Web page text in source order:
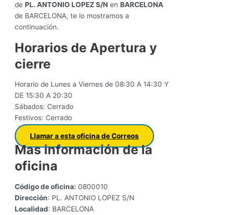
dePL. ANTONIO LOPEZ S/N enBARCELONA
de BARCELONA, te lo mostramos a
continuación.
Horarios de Apertura y
cierre
Horario de Lunes a Viernes de 08:30 A 14:30 Y
DE 15:30 A 20:30
Sábados: Cerrado
Festivos: Cerrado
Llamar a esta oficina de Correos
Mas información de la
oficina
Código de oficina: 0800010
Dirección: PL. ANTONIO LOPEZ S/N
Localidad: BARCELONA